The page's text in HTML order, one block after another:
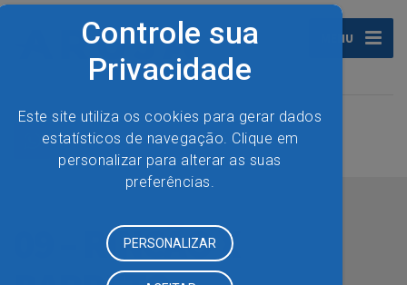
MENU
09 – RINCÃO X